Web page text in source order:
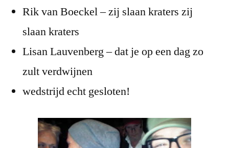
Rik van Boeckel – zij slaan kraters zij
slaan kraters
Lisan Lauvenberg – dat je op een dag zo
zult verdwijnen
wedstrijd echt gesloten!